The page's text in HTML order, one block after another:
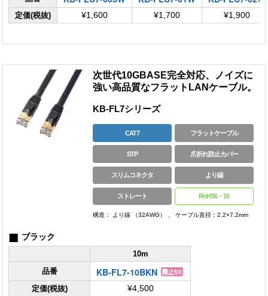
定価(税抜) ¥1,600 ¥1,700 ¥1,900
次世代10GBASE完全対応、ノイズに
強い高品質なフラットLANケーブル。
KB-FL7シリーズ
CAT7 フラットケーブル
STP 爪折れ防止カバー
スリムコネクタ より線
ストレート RoHS6・10
構造： より線 （32AWG） 、 ケーブル直径：2.2×7.2mm
■ ブラック
10m
品番
KB-FL7-10BKN
定価(税抜) ¥4,500